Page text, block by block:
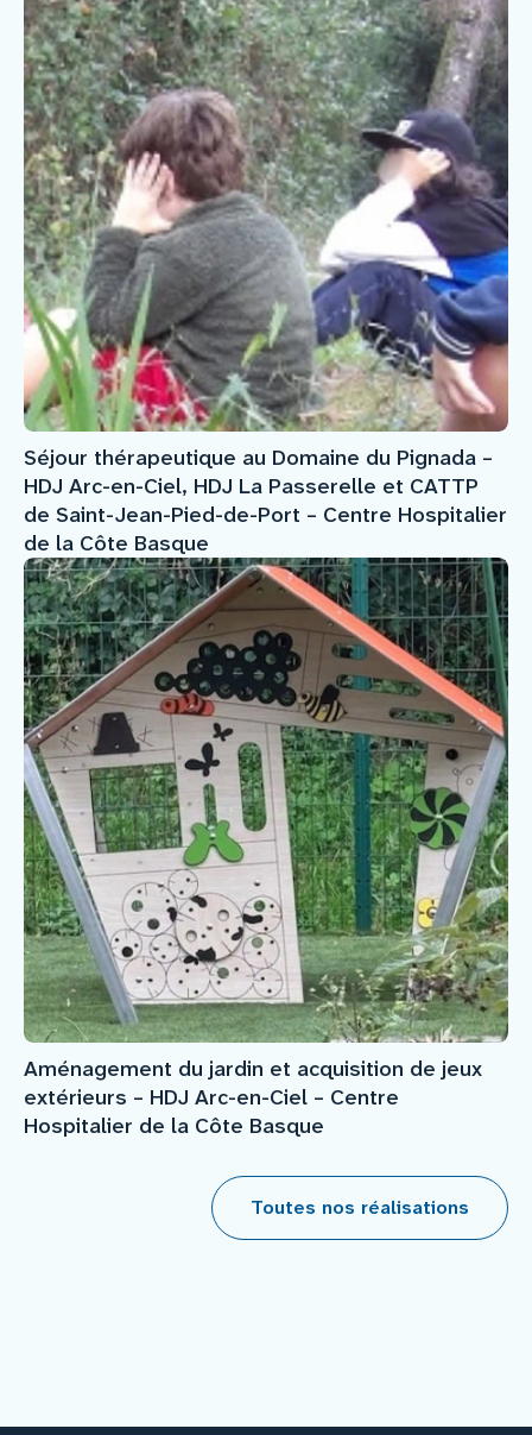
Séjour thérapeutique au Domaine du Pignada –
HDJ Arc-en-Ciel, HDJ La Passerelle et CATTP
de Saint-Jean-Pied-de-Port – Centre Hospitalier
de la Côte Basque
Aménagement du jardin et acquisition de jeux
extérieurs – HDJ Arc-en-Ciel – Centre
Hospitalier de la Côte Basque
Toutes nos réalisations